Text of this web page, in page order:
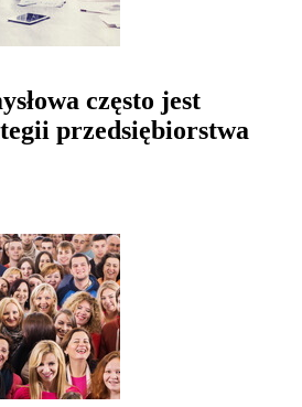
często jest
przedsiębiorstwa